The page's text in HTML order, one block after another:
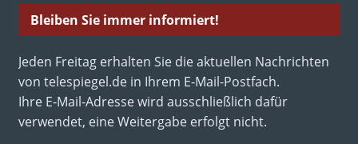
Bleiben Sie immer informiert!
Jeden Freitag erhalten Sie die aktuellen Nachrichten
von telespiegel.de in Ihrem E-Mail-Postfach.
Ihre E-Mail-Adresse wird ausschließlich dafür
verwendet, eine Weitergabe erfolgt nicht.